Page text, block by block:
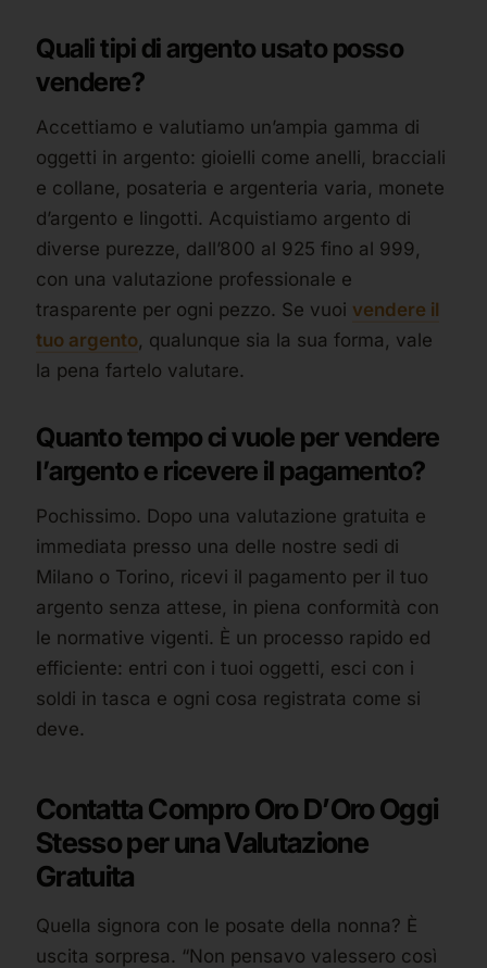
Quali tipi di argento usato posso
vendere?
Accettiamo e valutiamo un’ampia gamma di
oggetti in argento: gioielli come anelli, bracciali
e collane, posateria e argenteria varia, monete
d’argento e lingotti. Acquistiamo argento di
diverse purezze, dall’800 al 925 fino al 999,
con una valutazione professionale e
trasparente per ogni pezzo. Se vuoi vendere il
tuo argento, qualunque sia la sua forma, vale
la pena fartelo valutare.
Quanto tempo ci vuole per vendere
l’argento e ricevere il pagamento?
Pochissimo. Dopo una valutazione gratuita e
immediata presso una delle nostre sedi di
Milano o Torino, ricevi il pagamento per il tuo
argento senza attese, in piena conformità con
le normative vigenti. È un processo rapido ed
efficiente: entri con i tuoi oggetti, esci con i
soldi in tasca e ogni cosa registrata come si
deve.
Contatta Compro Oro D’Oro Oggi
Stesso per una Valutazione
Gratuita
Quella signora con le posate della nonna? È
uscita sorpresa. “Non pensavo valessero così